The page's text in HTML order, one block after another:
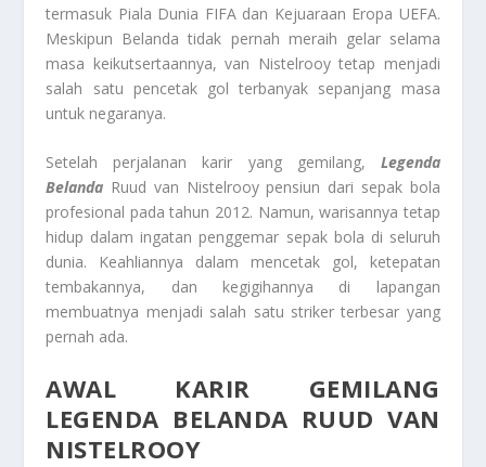
termasuk Piala Dunia FIFA dan Kejuaraan Eropa UEFA.
Meskipun Belanda tidak pernah meraih gelar selama
masa keikutsertaannya, van Nistelrooy tetap menjadi
salah satu pencetak gol terbanyak sepanjang masa
untuk negaranya.
Setelah perjalanan karir yang gemilang, Legenda
Belanda Ruud van Nistelrooy pensiun dari sepak bola
profesional pada tahun 2012. Namun, warisannya tetap
hidup dalam ingatan penggemar sepak bola di seluruh
dunia. Keahliannya dalam mencetak gol, ketepatan
tembakannya, dan kegigihannya di lapangan
membuatnya menjadi salah satu striker terbesar yang
pernah ada.
AWAL KARIR GEMILANG
LEGENDA BELANDA RUUD VAN
NISTELROOY